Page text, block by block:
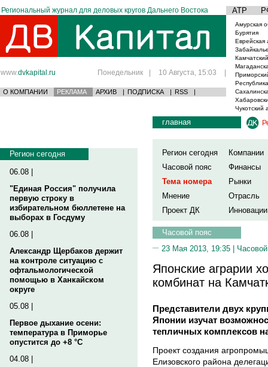
Региональный журнал для деловых кругов Дальнего Востока АТР
www.dvkapital.ru Понедельник | 10 Августа, 15:03 |
О КОМПАНИИ РЕКЛАМА АРХИВ | ПОДПИСКА | RSS |
Амурская
Бурятия
Еврейская
Чукотский
Регион сегодня
06.08 |
"Единая Россия" получила
первую строку в
избирательном бюллетене на
выборах в Госдуму
06.08 |
Александр Щербаков держит
на контроле ситуацию с
офтальмологической
помощью в Ханкайском
округе
05.08 |
Первое дыхание осени:
температура в Приморье
опустится до +8 °C
04.08 |
главная
Регион сегодня
Компании
Часовой пояс
Финансы
Тема номера
Рынки
Мнение
Отрасль
Проект ДК
Инновации
Часовой пояс
23 Мая 2013, 19:35 |
Японские аграрии
комбинат на
Представители двух
Японии изучат
тепличных комплексов
Проект создания
Елизовского района